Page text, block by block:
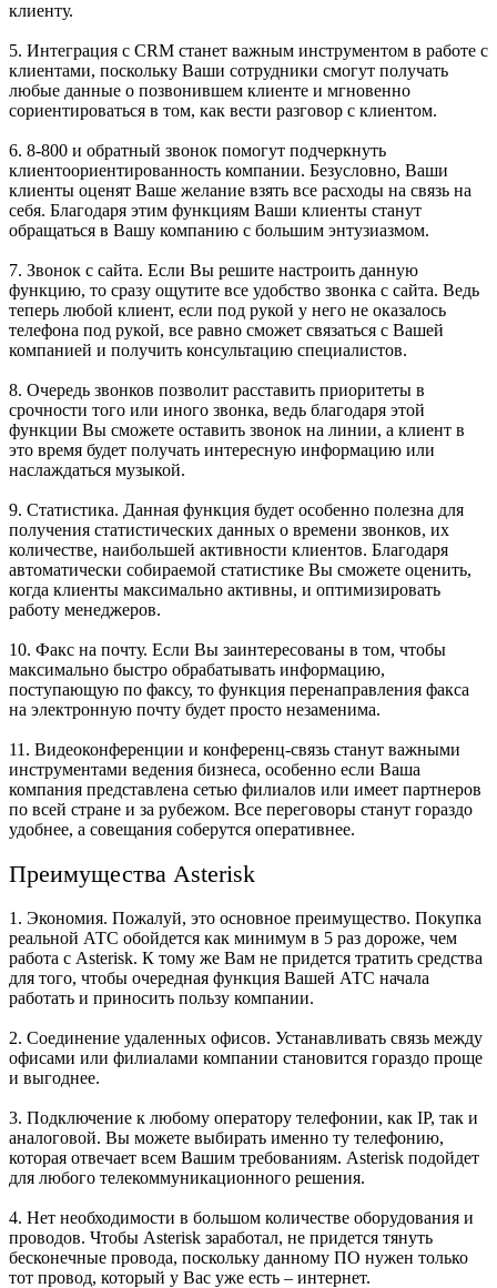
клиенту.
5. Интеграция с CRM станет важным инструментом в работе с
клиентами, поскольку Ваши сотрудники смогут получать
любые данные о позвонившем клиенте и мгновенно
сориентироваться в том, как вести разговор с клиентом.
6. 8-800 и обратный звонок помогут подчеркнуть
клиентоориентированность компании. Безусловно, Ваши
клиенты оценят Ваше желание взять все расходы на связь на
себя. Благодаря этим функциям Ваши клиенты станут
обращаться в Вашу компанию с большим энтузиазмом.
7. Звонок с сайта. Если Вы решите настроить данную
функцию, то сразу ощутите все удобство звонка с сайта. Ведь
теперь любой клиент, если под рукой у него не оказалось
телефона под рукой, все равно сможет связаться с Вашей
компанией и получить консультацию специалистов.
8. Очередь звонков позволит расставить приоритеты в
срочности того или иного звонка, ведь благодаря этой
функции Вы сможете оставить звонок на линии, а клиент в
это время будет получать интересную информацию или
наслаждаться музыкой.
9. Статистика. Данная функция будет особенно полезна для
получения статистических данных о времени звонков, их
количестве, наибольшей активности клиентов. Благодаря
автоматически собираемой статистике Вы сможете оценить,
когда клиенты максимально активны, и оптимизировать
работу менеджеров.
10. Факс на почту. Если Вы заинтересованы в том, чтобы
максимально быстро обрабатывать информацию,
поступающую по факсу, то функция перенаправления факса
на электронную почту будет просто незаменима.
11. Видеоконференции и конференц-связь станут важными
инструментами ведения бизнеса, особенно если Ваша
компания представлена сетью филиалов или имеет партнеров
по всей стране и за рубежом. Все переговоры станут гораздо
удобнее, а совещания соберутся оперативнее.
Преимущества Asterisk
1. Экономия. Пожалуй, это основное преимущество. Покупка
реальной АТС обойдется как минимум в 5 раз дороже, чем
работа с Asterisk. К тому же Вам не придется тратить средства
для того, чтобы очередная функция Вашей АТС начала
работать и приносить пользу компании.
2. Соединение удаленных офисов. Устанавливать связь между
офисами или филиалами компании становится гораздо проще
и выгоднее.
3. Подключение к любому оператору телефонии, как IP, так и
аналоговой. Вы можете выбирать именно ту телефонию,
которая отвечает всем Вашим требованиям. Asterisk подойдет
для любого телекоммуникационного решения.
4. Нет необходимости в большом количестве оборудования и
проводов. Чтобы Asterisk заработал, не придется тянуть
бесконечные провода, поскольку данному ПО нужен только
тот провод, который у Вас уже есть – интернет.